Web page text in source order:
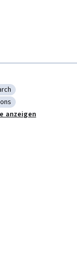
Research
Presentations
anzeigen